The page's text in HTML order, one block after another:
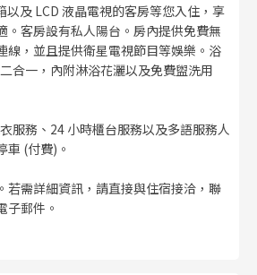
以及 LCD 液晶電視的客房等您入住，享
。客房設有私人陽台。房內提供免費無
線，並且提供衛星電視節目等娛樂。浴
合一，內附淋浴花灑以及免費盥洗用
服務、24 小時櫃台服務以及多語服務人
車 (付費)。
若需詳細資訊，請直接與住宿接洽，聯
子郵件。